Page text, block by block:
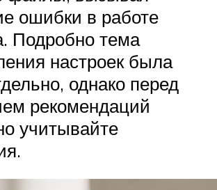
ошибки в работе
Подробно тема
настроек была
однако перед
рекомендаций
учитывайте